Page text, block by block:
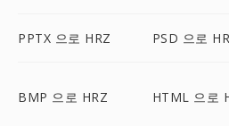
PPTX 으로 HRZ PSD 으로
BMP 으로 HRZ HTML 으로